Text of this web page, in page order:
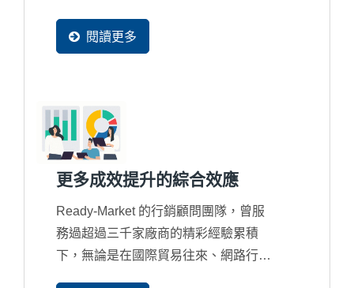
正，以確保客戶可以達到預期網路行銷
的效益。
閱讀更多
更多成效提升的綜合效應
Ready-Market 的行銷顧問團隊，曾服
務過超過三千家廠商的精彩經驗累積
下，無論是在國際貿易往來、網路行銷